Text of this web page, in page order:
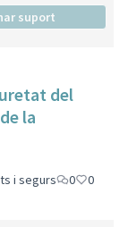
suport
del
la
i segurs
0
0